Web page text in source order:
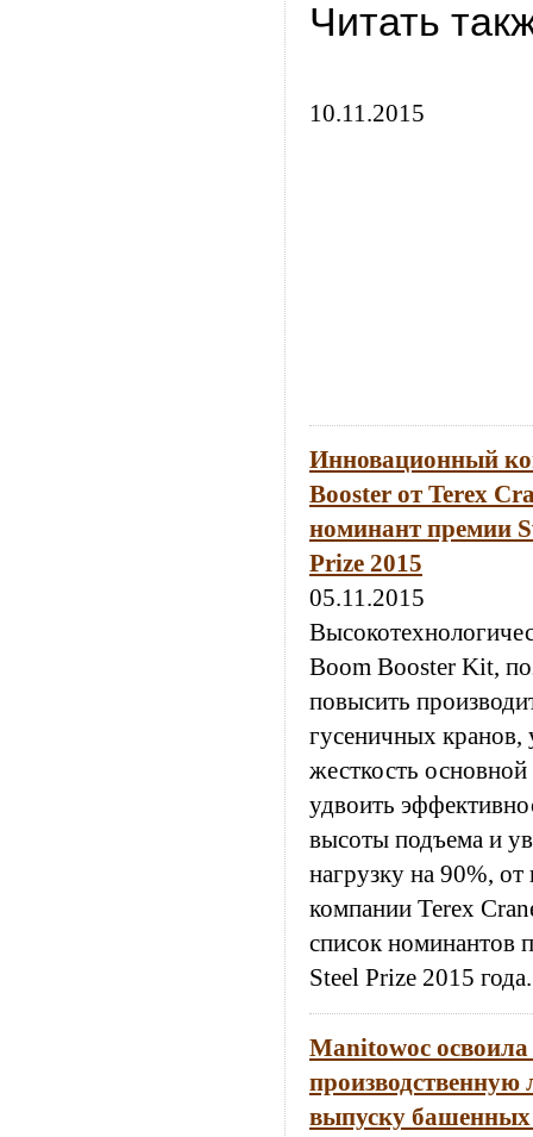
Читать
10.11.2015
Инновационный
Booster от Terex
номинант премии
Prize 2015
05.11.2015
Boom Booster Kit,
повысить
гусеничных кранов,
жесткость основной
удвоить
высоты подъема и
нагрузку на 90%,
компании Terex
список номинантов
Steel Prize 2015 года.
Manitowoc
выпуску